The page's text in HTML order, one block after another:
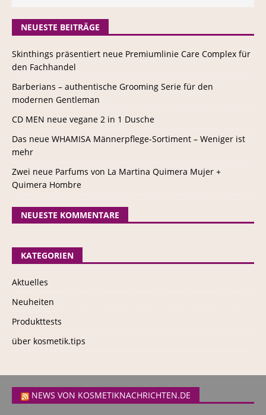
NEUESTE BEITRÄGE
Skinthings präsentiert neue Premiumlinie Care Complex für
den Fachhandel
Barberians – authentische Grooming Serie für den
modernen Gentleman
CD MEN neue vegane 2 in 1 Dusche
Das neue WHAMISA Männerpflege-Sortiment – Weniger ist
mehr
Zwei neue Parfums von La Martina Quimera Mujer +
Quimera Hombre
NEUESTE KOMMENTARE
KATEGORIEN
Aktuelles
Neuheiten
Produkttests
über kosmetik.tips
NEWS VON KOSMETIKNACHRICHTEN.DE